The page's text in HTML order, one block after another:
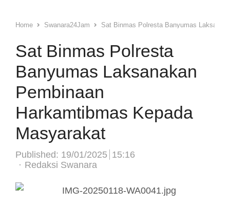
Home Swanara24Jam Sat Binmas Polresta Banyumas
Sat Binmas Polresta
Banyumas Laksanakan
Pembinaan
Harkamtibmas Kepada
Masyarakat
Published: 19/01/2025 15:16
Author
Redaksi Swanara